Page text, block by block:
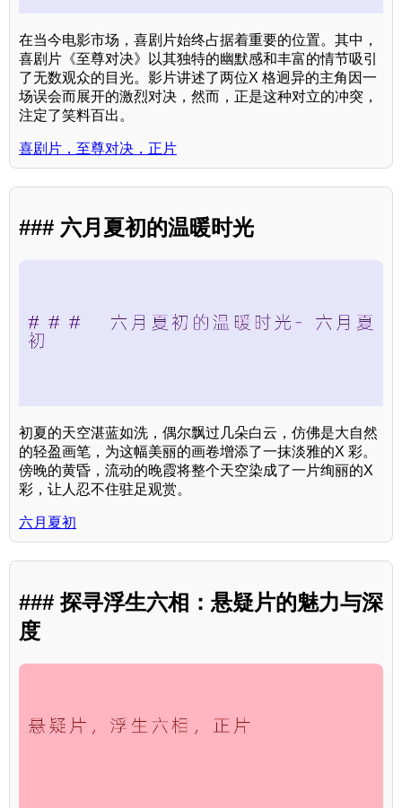
在当今电影市场，喜剧片始终占据着重要的位置。其中，
喜剧片《至尊对决》以其独特的幽默感和丰富的情节吸引
了无数观众的目光。影片讲述了两位X 格迥异的主角因一
场误会而展开的激烈对决，然而，正是这种对立的冲突，
注定了笑料百出。
喜剧片，至尊对决，正片
### 六月夏初的温暖时光
初夏的天空湛蓝如洗，偶尔飘过几朵白云，仿佛是大自然
的轻盈画笔，为这幅美丽的画卷增添了一抹淡雅的X 彩。
傍晚的黄昏，流动的晚霞将整个天空染成了一片绚丽的X
彩，让人忍不住驻足观赏。
六月夏初
### 探寻浮生六相：悬疑片的魅力与深
度